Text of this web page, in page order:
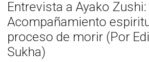
Entrevista a Ayako Zushi:
Acompañamiento
proceso de morir (Por
Sukha)